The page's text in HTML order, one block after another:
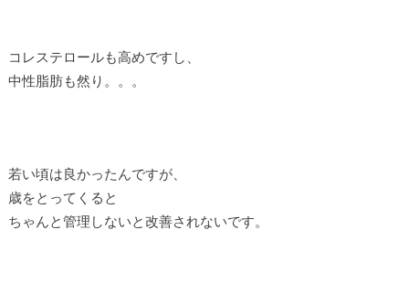
コレステロールも高めですし、
中性脂肪も然り。。。
若い頃は良かったんですが、
歳をとってくると
ちゃんと管理しないと改善されないです。